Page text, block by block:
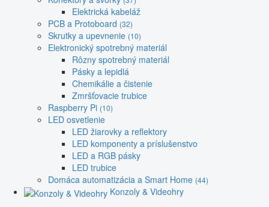
Elektrická kabeláž
PCB a Protoboard (32)
Skrutky a upevnenie (10)
Elektronický spotrebný materiál
Rôzny spotrebný materiál
Pásky a lepidlá
Chemikálie a čistenie
Zmršťovacie trubice
Raspberry Pi (10)
LED osvetlenie
LED žiarovky a reflektory
LED komponenty a príslušenstvo
LED a RGB pásky
LED trubice
Domáca automatizácia a Smart Home (44)
Konzoly & Videohry